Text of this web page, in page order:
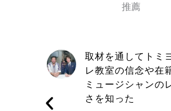
推薦
取材を通してトミ
レ教室の信念や在
ミュージシャンの
さを知った